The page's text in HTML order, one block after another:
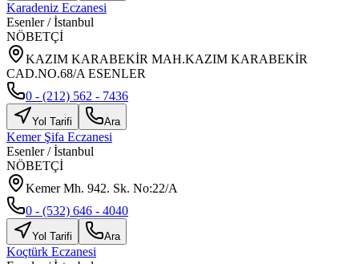
Karadeniz Eczanesi
Esenler/İstanbul
NÖBETÇİ
KAZIM KARABEKİR MAH.KAZIM KARABEKİR
CAD.NO.68/A ESENLER
0 - (212) 562 - 7436
Yol Tarifi Ara
Kemer Şifa Eczanesi
Esenler/İstanbul
NÖBETÇİ
Kemer Mh. 942. Sk. No:22/A
0 - (532) 646 - 4040
Yol Tarifi Ara
Koçtürk Eczanesi